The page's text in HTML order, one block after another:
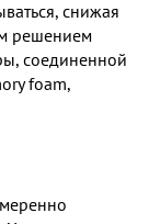
снижая
решением
соединенной
foam,